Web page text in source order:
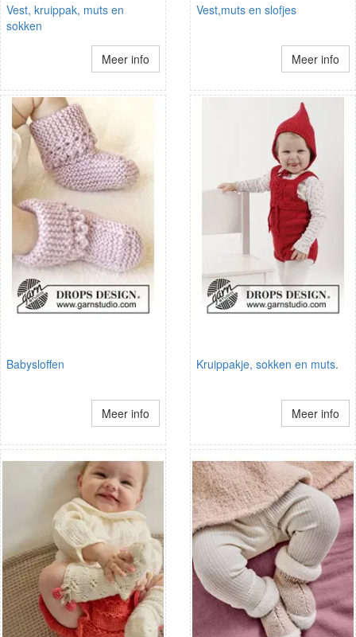
Vest, kruippak, muts en
sokken
Meer info
Vest,muts en slofjes
Meer info
Babysloffen
Meer info
Kruippakje, sokken en muts.
Meer info